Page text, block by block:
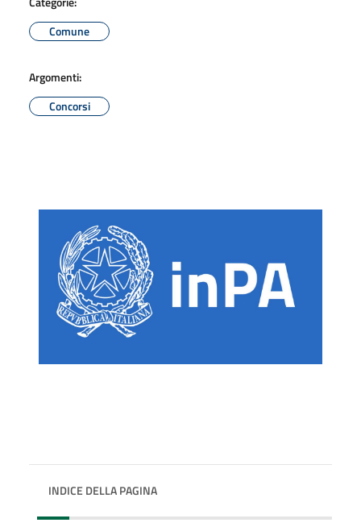
Comune
Argomenti:
Concorsi
INDICE DELLA PAGINA